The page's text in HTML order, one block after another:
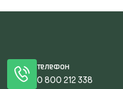
Телефон
0 800 212 338